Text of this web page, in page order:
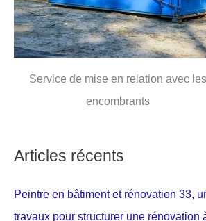
Service de mise en relation avec les
encombrants
Articles récents
Peintre en bâtiment et rénovation 33,
travaux pour structurer une rénovation